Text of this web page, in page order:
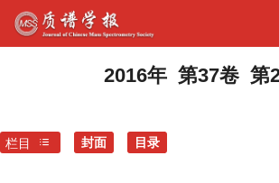
2016年 第37卷 第
栏目 封面 目录